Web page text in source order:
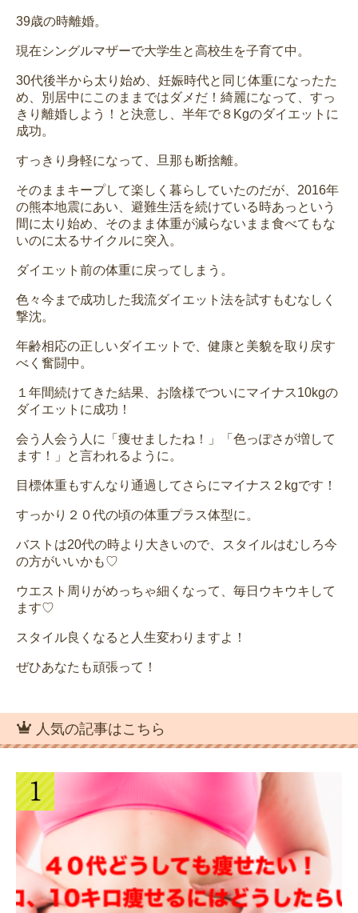
39歳の時離婚。
現在シングルマザーで大学生と高校生を子育て中。
30代後半から太り始め、妊娠時代と同じ体重になったた
め、別居中にこのままではダメだ！綺麗になって、すっ
きり離婚しよう！と決意し、半年で８Kgのダイエットに
成功。
すっきり身軽になって、旦那も断捨離。
そのままキープして楽しく暮らしていたのだが、2016年
の熊本地震にあい、避難生活を続けている時あっという
間に太り始め、そのまま体重が減らないまま食べてもな
いのに太るサイクルに突入。
ダイエット前の体重に戻ってしまう。
色々今まで成功した我流ダイエット法を試すもむなしく
撃沈。
年齢相応の正しいダイエットで、健康と美貌を取り戻す
べく奮闘中。
１年間続けてきた結果、お陰様でついにマイナス10kgの
ダイエットに成功！
会う人会う人に「痩せましたね！」「色っぽさが増して
ます！」と言われるように。
目標体重もすんなり通過してさらにマイナス２kgです！
すっかり２０代の頃の体重プラス体型に。
バストは20代の時より大きいので、スタイルはむしろ今
の方がいいかも♡
ウエスト周りがめっちゃ細くなって、毎日ウキウキして
ます♡
スタイル良くなると人生変わりますよ！
ぜひあなたも頑張って！
人気の記事はこちら